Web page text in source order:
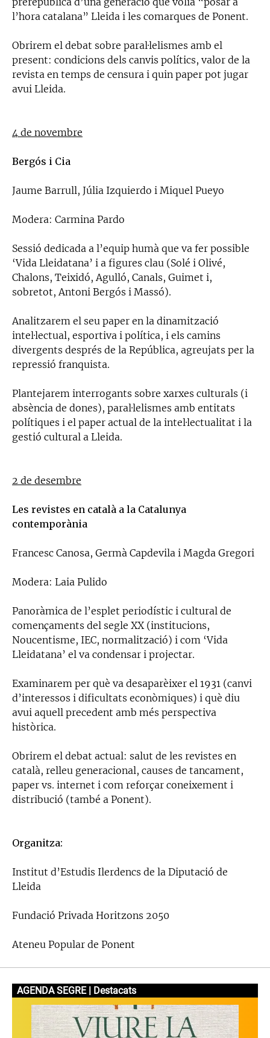
l’hora catalana” Lleida i les comarques de Ponent.
Obrirem el debat sobre paral·lelismes amb el
present: condicions dels canvis polítics, valor de la
revista en temps de censura i quin paper pot jugar
avui Lleida.
4 de novembre
Bergós i Cia
Jaume Barrull, Júlia Izquierdo i Miquel Pueyo
Modera: Carmina Pardo
Sessió dedicada a l’equip humà que va fer possible
‘Vida Lleidatana’ i a figures clau (Solé i Olivé,
Chalons, Teixidó, Agulló, Canals, Guimet i,
sobretot, Antoni Bergós i Massó).
Analitzarem el seu paper en la dinamització
intel·lectual, esportiva i política, i els camins
divergents després de la República, agreujats per la
repressió franquista.
Plantejarem interrogants sobre xarxes culturals (i
absència de dones), paral·lelismes amb entitats
polítiques i el paper actual de la intel·lectualitat i la
gestió cultural a Lleida.
2 de desembre
Les revistes en català a la Catalunya
contemporània
Francesc Canosa, Germà Capdevila i Magda Gregori
Modera: Laia Pulido
Panoràmica de l’esplet periodístic i cultural de
començaments del segle XX (institucions,
Noucentisme, IEC, normalització) i com ‘Vida
Lleidatana’ el va condensar i projectar.
Examinarem per què va desaparèixer el 1931 (canvi
d’interessos i dificultats econòmiques) i què diu
avui aquell precedent amb més perspectiva
històrica.
Obrirem el debat actual: salut de les revistes en
català, relleu generacional, causes de tancament,
paper vs. internet i com reforçar coneixement i
distribució (també a Ponent).
Organitza:
Institut d’Estudis Ilerdencs de la Diputació de
Lleida
Fundació Privada Horitzons 2050
Ateneu Popular de Ponent
AGENDA SEGRE | Destacats